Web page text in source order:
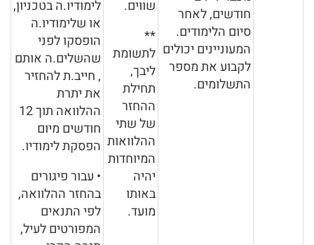
חודשים, לאחר
סיום הלימודים.
המעוניינים יכולים
לקבוע את מספר
התשלומים.
שווים.
**
לתשומת
ליבך,
תחילת
ההחזר
של שתי
ההלוואות
המיוחדות
יהיה
באותו
מועד.
לימודיו.ה בטכניון,
או שלימודיו.ה
הופסקו לפני
שהשלים.ה אותם
, חייב.ת להחזיר
את יתרת
ההלוואה תוך 12
חודשים מיום
הפסקת לימודיו.
• עבור פיגורים
בהחזר ההלוואה,
לפי התנאים
המפורטים לעיל,